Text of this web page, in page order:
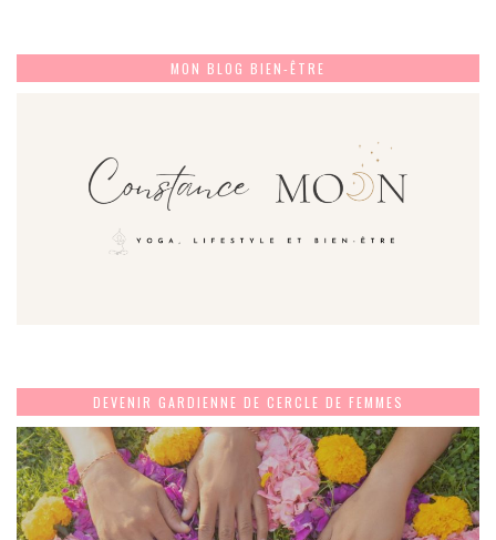
MON BLOG BIEN-ÊTRE
DEVENIR GARDIENNE DE CERCLE DE FEMMES